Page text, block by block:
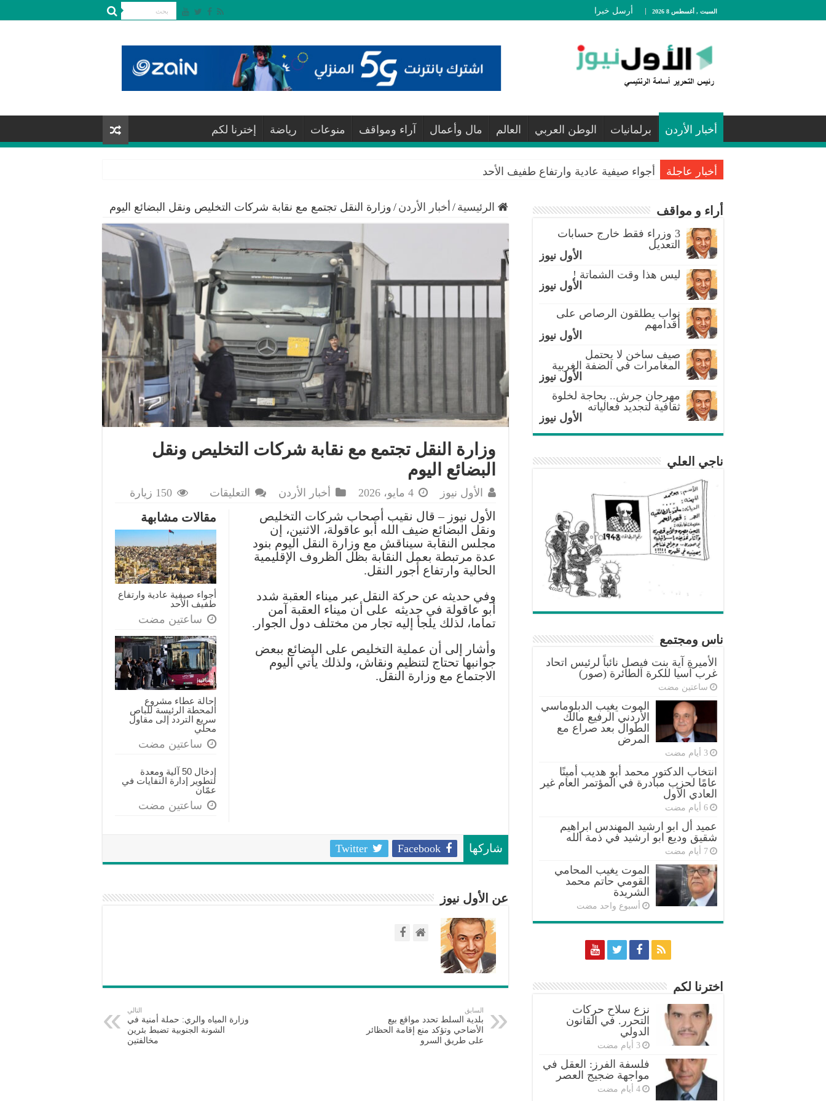
السبت , أغسطس 8 2026 أرسل خبرا
أخبار الأردن برلمانيات الوطن العربي العالم مال وأعمال آراء ومواقف منوعات رياضة إخترنا لكم
أخبار عاجلة أجواء صيفية عادية وارتفاع طفيف الأحد
الرئيسية / أخبار الأردن / وزارة النقل تجتمع مع نقابة شركات التخليص ونقل البضائع اليوم
وزارة النقل تجتمع مع نقابة شركات التخليص ونقل
البضائع اليوم
الأول نيوز 4 مايو، 2026 أخبار الأردن التعليقات
النقل
تجتمع
مع
نقابة
شركات
التخليص
ونقل
البضائع
اليوم
مغلقة
150 زيارة
مقالات مشابهة
أجواء صيفية عادية وارتفاع
طفيف الأحد
‏ساعتين مضت
إحالة عطاء مشروع
المحطة الرئيسة للباص
سريع التردد إلى مقاول
محلي
‏ساعتين مضت
إدخال 50 آلية ومعدة
لتطوير إدارة النفايات في
عمّان
‏ساعتين مضت
الأول نيوز – قال نقيب أصحاب شركات التخليص
ونقل البضائع ضيف الله أبو عاقولة، الاثنين، إن
مجلس النقابة سيناقش مع وزارة النقل اليوم بنود
عدة مرتبطة بعمل النقابة بظل الظروف الإقليمية
الحالية وارتفاع أجور النقل.
وفي حديثه عن حركة النقل عبر ميناء العقبة شدد
أبو عاقولة في حديثه على أن ميناء العقبة آمن
تماما، لذلك يلجأ إليه تجار من مختلف دول الجوار.
وأشار إلى أن عملية التخليص على البضائع ببعض
جوانبها تحتاج لتنظيم ونقاش، ولذلك يأتي اليوم
الاجتماع مع وزارة النقل.
شاركها Facebook
Twitter
عن الأول نيوز
السابق
بلدية السلط تحدد مواقع بيع
الأضاحي وتؤكد منع إقامة الحظائر
على طريق السرو
التالي
وزارة المياه والري: حملة أمنية في
الشونة الجنوبية تضبط بئرين
مخالفتين
أراء و مواقف
3 وزراء فقط خارج حسابات
التعديل
الأول نيوز
ليس هذا وقت الشماتة !
الأول نيوز
نواب يطلقون الرصاص على
أقدامهم
الأول نيوز
صيف ساخن لا يحتمل
المغامرات في الضفة الغربية
الأول نيوز
مهرجان جرش.. بحاجة لخلوة
ثقافية لتجديد فعالياته
الأول نيوز
ناجي العلي
ناس ومجتمع
الأميرة آية بنت فيصل نائباً لرئيس اتحاد
غرب آسيا للكرة الطائرة (صور)
‏ساعتين مضت
الموت يغيب الدبلوماسي
الأردني الرفيع مالك
الطوال بعد صراع مع
المرض
انتخاب الدكتور محمد أبو هديب أمينًا
عامًا لحزب مبادرة في المؤتمر العام غير
العادي الأول
عميد أل ابو ارشيد المهندس ابراهيم
شقيق وديع ابو ارشيد في ذمة الله
الموت يغيب المحامي
القومي حاتم محمد
الشريدة
‏أسبوع واحد مضت
اخترنا لكم
نزع سلاح حركات
التحرر. في القانون
الدولي
فلسفة الفرز: العقل في
مواجهة ضجيج العصر